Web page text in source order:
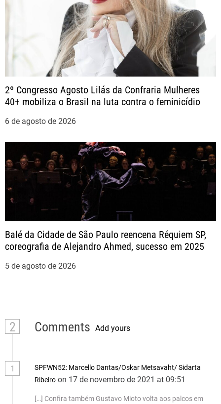
e
s
t
2º Congresso Agosto Lilás da Confraria Mulheres
40+ mobiliza o Brasil na luta contra o feminicídio
6 de agosto de 2026
Balé da Cidade de São Paulo reencena Réquiem SP,
coreografia de Alejandro Ahmed, sucesso em 2025
5 de agosto de 2026
2 Comments Add yours
1
SPFWN52: Marcello Dantas/Oskar Metsavaht/ Sidarta
Ribeiro on 17 de novembro de 2021 at 09:51
[…] Confira também Gustavo Mioto volta aos palcos em